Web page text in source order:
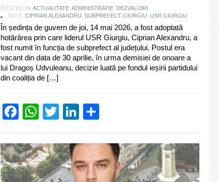
POSTED IN: ACTUALITATE ADMINISTRATIE DEZVALUIRI
TAGS: CIPRIAN ALEXANDRU SUBPREFECT GIURGIU USR GIURGIU
În ședința de guvern de joi, 14 mai 2026, a fost adoptată
hotărârea prin care liderul USR Giurgiu, Ciprian Alexandru, a
fost numit în funcția de subprefect al județului. Postul era
vacant din data de 30 aprilie, în urma demisiei de onoare a
lui Dragoș Udvuleanu, decizie luată pe fondul ieșirii partidului
din coaliția de […]
Facebook
WhatsApp
TwitterLinkedIn